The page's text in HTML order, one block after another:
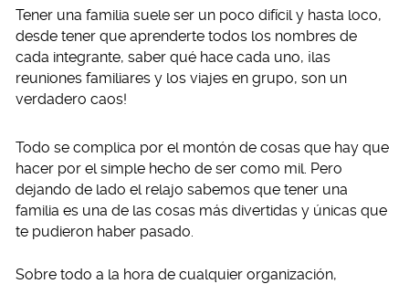
Tener una familia suele ser un poco difícil y hasta loco,
desde tener que aprenderte todos los nombres de
cada integrante, saber qué hace cada uno, ¡las
reuniones familiares y los viajes en grupo, son un
verdadero caos!
Todo se complica por el montón de cosas que hay que
hacer por el simple hecho de ser como mil. Pero
dejando de lado el relajo sabemos que tener una
familia es una de las cosas más divertidas y únicas que
te pudieron haber pasado.
Sobre todo a la hora de cualquier organización,